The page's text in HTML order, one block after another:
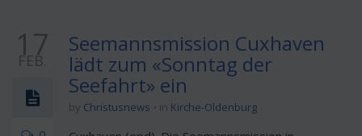
17
FEB.
Seemannsmission Cuxhaven
lädt zum «Sonntag der
Seefahrt» ein
by Christusnews in Kirche-Oldenburg